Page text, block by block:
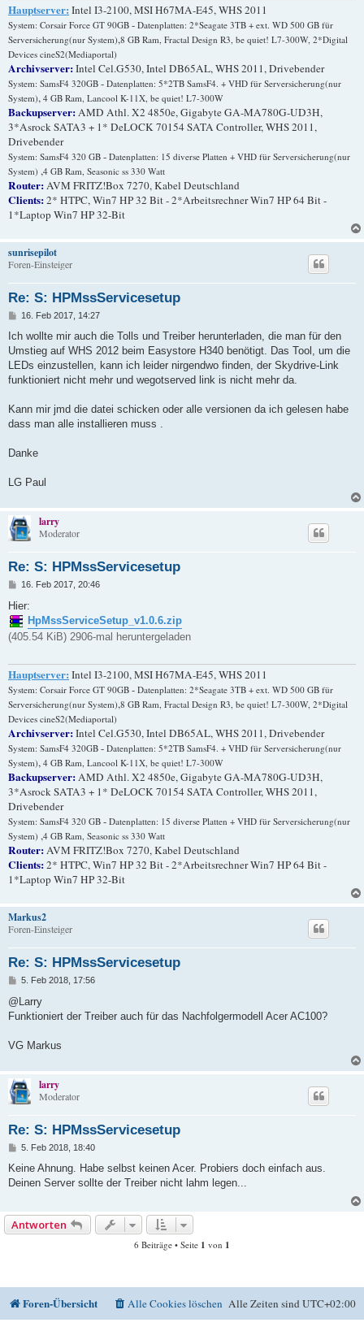
Hauptserver:Intel I3-2100, MSI H67MA-E45, WHS 2011
System: Corsair Force GT 90GB - Datenplatten: 2*Seagate 3TB + ext. WD 500 GB für
Serversicherung(nur System),8 GB Ram, Fractal Design R3, be quiet! L7-300W, 2*Digital
Devices cineS2(Mediaportal)
Archivserver:Intel Cel.G530, Intel DB65AL, WHS 2011, Drivebender
System: SamsF4 320GB - Datenplatten: 5*2TB SamsF4. + VHD für Serversicherung(nur
System), 4 GB Ram, Lancool K-11X, be quiet! L7-300W
Backupserver:AMD Athl. X2 4850e, Gigabyte GA-MA780G-UD3H,
3*Asrock SATA3 + 1* DeLOCK 70154 SATA Controller, WHS 2011,
Drivebender
System: SamsF4 320 GB - Datenplatten: 15 diverse Platten + VHD für Serversicherung(nur
System) ,4 GB Ram, Seasonic ss 330 Watt
Router:AVM FRITZ!Box 7270, Kabel Deutschland
Clients:2* HTPC, Win7 HP 32 Bit - 2*Arbeitsrechner Win7 HP 64 Bit -
1*Laptop Win7 HP 32-Bit
sunrisepilot
Foren-Einsteiger
Re: S: HPMssServicesetup
B
i
r
a
16. Feb 2017, 14:27
Ich wollte mir auch die Tolls und Treiber herunterladen, die man für den
Umstieg auf WHS 2012 beim Easystore H340 benötigt. Das Tool, um die
LEDs einzustellen, kann ich leider nirgendwo finden, der Skydrive-Link
funktioniert nicht mehr und wegotserved link is nicht mehr da.
Kann mir jmd die datei schicken oder alle versionen da ich gelesen habe
dass man alle installieren muss .
Danke
LG Paul
larry
Moderator
Re: S: HPMssServicesetup
B
i
r
a
g
16. Feb 2017, 20:46
Hier:
HpMssServiceSetup_v1.0.6.zip
(405.54 KiB) 2906-mal heruntergeladen
Hauptserver:Intel I3-2100, MSI H67MA-E45, WHS 2011
System: Corsair Force GT 90GB - Datenplatten: 2*Seagate 3TB + ext. WD 500 GB für
Serversicherung(nur System),8 GB Ram, Fractal Design R3, be quiet! L7-300W, 2*Digital
Devices cineS2(Mediaportal)
Archivserver:Intel Cel.G530, Intel DB65AL, WHS 2011, Drivebender
System: SamsF4 320GB - Datenplatten: 5*2TB SamsF4. + VHD für Serversicherung(nur
System), 4 GB Ram, Lancool K-11X, be quiet! L7-300W
Backupserver:AMD Athl. X2 4850e, Gigabyte GA-MA780G-UD3H,
3*Asrock SATA3 + 1* DeLOCK 70154 SATA Controller, WHS 2011,
Drivebender
System: SamsF4 320 GB - Datenplatten: 15 diverse Platten + VHD für Serversicherung(nur
System) ,4 GB Ram, Seasonic ss 330 Watt
Router:AVM FRITZ!Box 7270, Kabel Deutschland
Clients:2* HTPC, Win7 HP 32 Bit - 2*Arbeitsrechner Win7 HP 64 Bit -
1*Laptop Win7 HP 32-Bit
Markus2
Foren-Einsteiger
Re: S: HPMssServicesetup
B
i
t
r
5. Feb 2018, 17:56
@Larry
Funktioniert der Treiber auch für das Nachfolgermodell Acer AC100?
VG Markus
larry
Moderator
Re: S: HPMssServicesetup
B
i
r
5. Feb 2018, 18:40
Keine Ahnung. Habe selbst keinen Acer. Probiers doch einfach aus.
Deinen Server sollte der Treiber nicht lahm legen...
Antworten
6 Beiträge • Seite 1 von 1
Foren-Übersicht Alle Zeiten sindUTC+02:00
Alle Cookies löschen